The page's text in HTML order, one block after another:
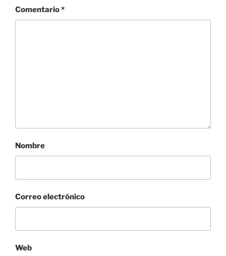
Comentario*
Nombre
Correo electrónico
Web